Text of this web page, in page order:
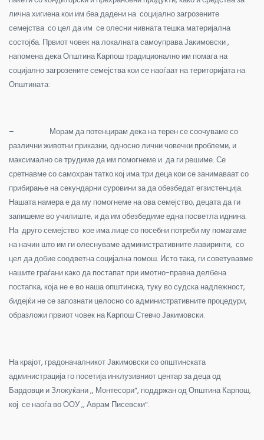
лична хигиена кои им беа дадени на социјално загрозените
семејства со цел да им се олесни нивната тешка материјална
состојба. Првиот човек на локалната самоуправа Јакимовски ,
напомена дека Општина Карпош традиционално им помага на
социјално загрозените семејства кои се наоѓаат на територијата на
Општината:
– Морам да потенцирам дека на терен се соочуваме со
различни животни приказни, односно лични човечки проблеми, и
максимално се трудиме да им помогнеме и да ги решиме. Се
сретнавме со самохран татко кој има три деца кои се занимаваат со
прибирање на секундарни суровини за да обезбедат егзистенција.
Нашата намера е да му помогнеме на ова семејство, децата да ги
запишеме во училиште, и да им обезбедиме една посветла иднина.
На друго семејство кое има лице со посебни потреби му помагаме
на начин што им ги олеснуваме административните лавиринти, со
цел да добие соодветна социјална помош. Исто така, ги советувавме
нашите граѓани како да постапат при имотно-правна делбена
постапка, која не е во наша општинска, туку во судска надлежност,
бидејќи не се запознати целосно со административните процедури,
образложи првиот човек на Карпош Стевчо Јакимовски.
На крајот, градоначалникот Јакимовски со општинската
администрација го посетија инклузивниот центар за деца од
Бардовци и Злокуќани ,, Монтесори“, поддржан од Општина Карпош,
кој се наоѓа во ООУ ,, Аврам Писевски“.